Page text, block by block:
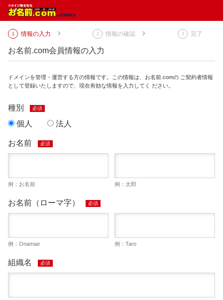
情報の入力 情報の確認 完了
お名前.com会員情報の入力
ドメインを管理・運営する方の情報です。この情報は、お名前.comの ご契約者情報
として登録いたしますので、現在有効な情報を入力してく ださい。
種別 必須
個人 法人
お名前 必須
例：お名前 例：太郎
お名前（ローマ字） 必須
例：Onamae 例：Taro
組織名 必須